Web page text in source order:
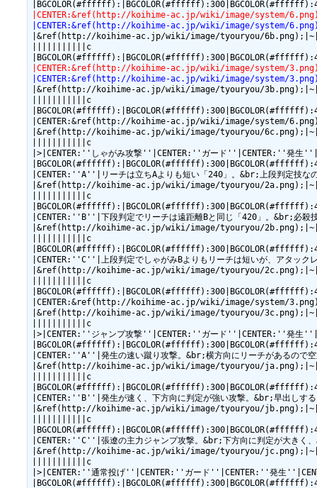
|CENTER:&ref(http://koihime-ac.jp/wiki/image/system/6.png);''＋B''|
|CENTER:&ref(http://koihime-ac.jp/wiki/image/system/6.png);''＋B''|
|&ref(http://koihime-ac.jp/wiki/image/tyouryou/
|||||||||||c
|CENTER:&ref(http://koihime-ac.jp/wiki/image/system/3.png);''＋
|CENTER:&ref(http://koihime-ac.jp/wiki/image/system/3.png);''＋
|&ref(http://koihime-ac.jp/wiki/image/tyouryou/
|||||||||||c
|CENTER:&ref(http://koihime-ac.jp/wiki/image/system/6.png);''＋
|&ref(http://koihime-ac.jp/wiki/image/tyouryou/
|||||||||||c
|>|CENTER:''しゃがみ攻撃''|CENTER:''ガード''|CENTER:''発
|CENTER:''A''|リーチは立ちAよりも短い「240」。&br;上段判定技な
|&ref(http://koihime-ac.jp/wiki/image/tyouryou/
|||||||||||c
|CENTER:''B''|下段判定でリーチは遠距離Bと同じ「420」。&br;必殺
|&ref(http://koihime-ac.jp/wiki/image/tyouryou/
|||||||||||c
|CENTER:''C''|上段判定でしゃがみBよりもリーチは短いが、アタック
|&ref(http://koihime-ac.jp/wiki/image/tyouryou/
|||||||||||c
|CENTER:&ref(http://koihime-ac.jp/wiki/image/system/3.png);''＋
|&ref(http://koihime-ac.jp/wiki/image/tyouryou/
|||||||||||c
|>|CENTER:''ジャンプ攻撃''|CENTER:''ガード''|CENTER:''発
|CENTER:''A''|発生の速い蹴り攻撃。&br;横方向にリーチがあるので
|&ref(http://koihime-ac.jp/wiki/image/tyouryou/
|||||||||||c
|CENTER:''B''|発生が速く、下方向に判定が強い攻撃。&br;早出しす
|&ref(http://koihime-ac.jp/wiki/image/tyouryou/
|||||||||||c
|CENTER:''C''|張遼の主力ジャンプ攻撃。&br;下方向に判定が大きく
|&ref(http://koihime-ac.jp/wiki/image/tyouryou/
|||||||||||c
|>|CENTER:''通常投げ''|CENTER:''ガード''|CENTER:''発生